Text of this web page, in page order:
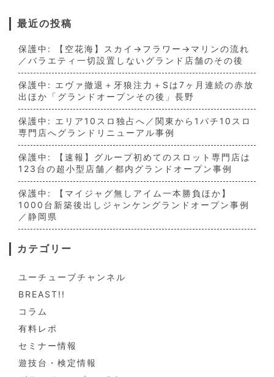
最近の投稿
保護中: 【空花海】スカイ→フラワー→マリンの流れ
／バラエティ一切設置しないグランド店舗のその後
保護中: エヴァ撤退＋牙狼注力＋Sは7ヶ月連続の赤放
出ほか「グランドオープンその後」長野
保護中: エリア10スロ独占へ／関東から1パチ10スロ
専門店へグランドリニューアル事例
保護中: 【速報】グループ初めてのスロット専門店は
123台の超小型店舗／都内グランドオープン事例
保護中: 【マイジャグ無しアイム一本勝負ほか】
1000台新築後出しジャンケングランドオープン事例
／静岡県
カテゴリー
ユーチューブチャンネル
BREAST!!
コラム
有料レポ
セミナー情報
遊技台・検定情報